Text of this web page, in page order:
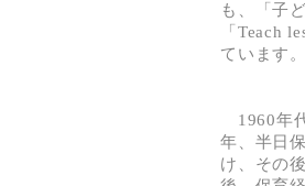
も、「子
「Teach
ています。
1960年
年、半日
け、その